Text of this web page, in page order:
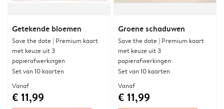
Getekende bloemen
Save the date | Premium kaart
met keuze uit 3
papierafwerkingen
Set van 10 kaarten
Vanaf
€ 11,99
Groene schaduwen
Save the date | Premium kaart
met keuze uit 3
papierafwerkingen
Set van 10 kaarten
Vanaf
€ 11,99